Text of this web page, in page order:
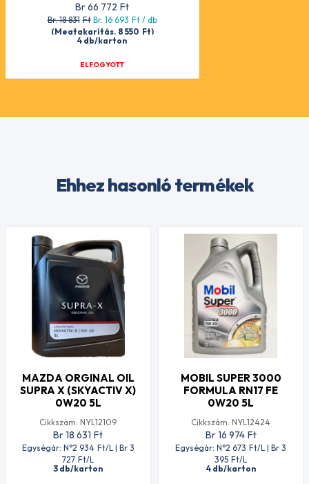
Br 66 772 Ft
Br. 18 831 Ft Br. 16 693 Ft/ db
(Megtakarítás. 8 550 Ft)
4 db/karton
ELFOGYOTT
Ehhez hasonló termékek
MAZDA ORGINAL OIL
SUPRA X (SKYACTIV X)
0W20 5L
Cikkszám: NYL12109
Br 18 631 Ft
Egységár: N°2 934 Ft/L | Br 3
727 Ft/L
3 db/karton
MOBIL SUPER 3000
FORMULA RN17 FE
0W20 5L
Cikkszám: NYL12424
Br 16 974 Ft
Egységár: N°2 673 Ft/L | Br 3
395 Ft/L
4 db/karton